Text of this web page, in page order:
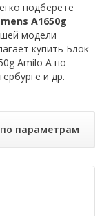
подберете
A1650g
модели
купить Блок
Amilo A по
и др.
параметрам